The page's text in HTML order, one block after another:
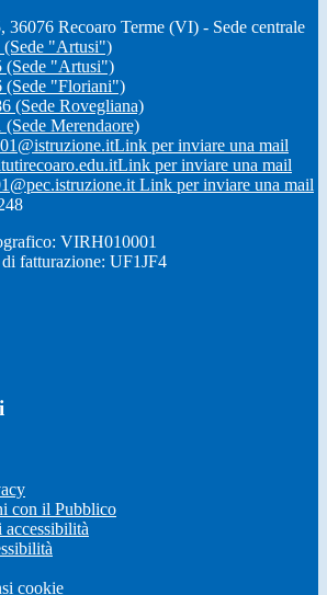
36076 Recoaro Terme (VI) - Sede centrale
(Sede "Artusi")
(Sede "Artusi")
(Sede "Floriani")
(Sede Rovegliana)
(Sede Merendaore)
Link per inviare una mail
Link per inviare una mail
Link per inviare una mail
VIRH010001
fatturazione: UF1JF4
con il Pubblico
cookie